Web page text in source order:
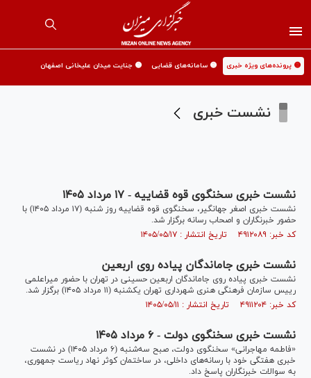
🟡 پرونده‌های ویژه خبری 🟡 سامانه‌های قضایی 🟡 جنایت میدان علیخانی اصفهان
نشست خبری
نشست خبری سخنگوی قوه قضاییه - ۱۷ مرداد ۱۴۰۵
نشست خبری اصغر جهانگیر، سخنگوی قوه قضاییه روز شنبه (۱۷ مرداد ۱۴۰۵) با
حضور خبرنگاران و اصحاب رسانه برگزار شد.
کد خبر: ۴۹۱۲۰۸۹ تاریخ انتشار : ۱۴۰۵/۰۵/۱۷
نشست خبری جاماندگان پیاده روی اربعین
نشست خبری پیاده روی جاماندگان اربعین حسینی در تهران با حضور میراعلمی
رییس سازمان فرهنگی هنری شهرداری تهران یکشنبه (۱۱ مرداد ۱۴۰۵) برگزار شد.
کد خبر: ۴۹۱۱۲۰۴ تاریخ انتشار : ۱۴۰۵/۰۵/۱۱
نشست خبری سخنگوی دولت - ۶ مرداد ۱۴۰۵
«فاطمه مهاجرانی» سخنگوی دولت، صبح سه‌شنبه (۶ مرداد ۱۴۰۵) در نشست
خبری هفتگی خود با رسانه‌های داخلی، در ساختمان کوثر نهاد ریاست جمهوری،
به سوالات خبرنگاران پاسخ داد.